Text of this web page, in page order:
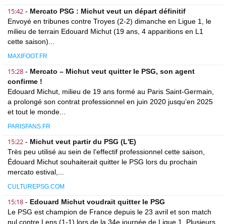
15:42 - Mercato PSG : Michut veut un départ définitif
Envoyé en tribunes contre Troyes (2-2) dimanche en Ligue 1, le
milieu de terrain Edouard Michut (19 ans, 4 apparitions en L1
cette saison)...
MAXIFOOT.FR
15:28 - Mercato – Michut veut quitter le PSG, son agent
confirme !
Edouard Michut, milieu de 19 ans formé au Paris Saint-Germain,
a prolongé son contrat professionnel en juin 2020 jusqu’en 2025
et tout le monde...
PARISFANS.FR
15:22 - Michut veut partir du PSG (L'E)
Très peu utilisé au sein de l’effectif professionnel cette saison,
Édouard Michut souhaiterait quitter le PSG lors du prochain
mercato estival,...
CULTUREPSG.COM
15:18 - Edouard Michut voudrait quitter le PSG
Le PSG est champion de France depuis le 23 avril et son match
nul contre Lens (1-1) lors de la 34e journée de Ligue 1. Plusieurs